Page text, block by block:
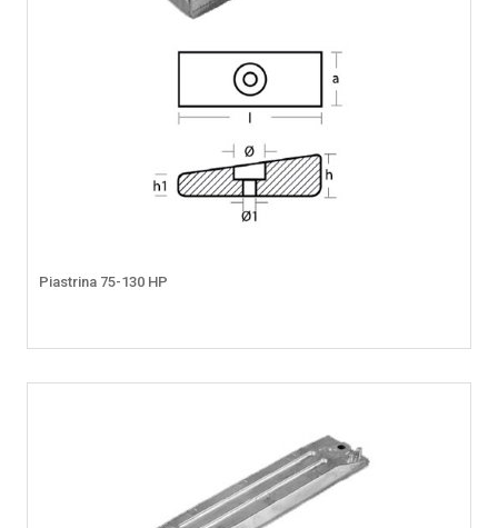
Piastrina 75-130 HP